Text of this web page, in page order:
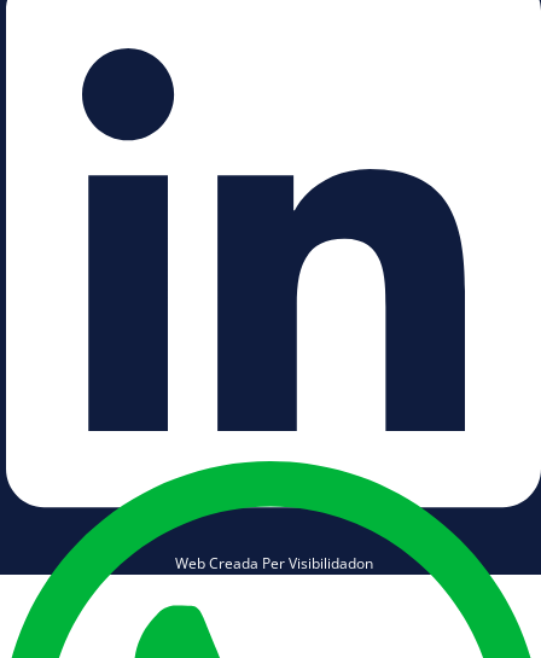
Web Creada Per Visibilidadon